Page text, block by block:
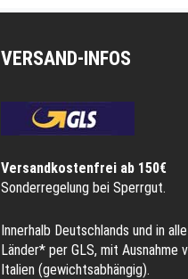
VERSAND-INFOS
Versandkostenfrei ab 150€
Sonderregelung bei Sperrgut.
Innerhalb Deutschlands und in
Länder* per GLS, mit Ausnahme
Italien (gewichtsabhängig).